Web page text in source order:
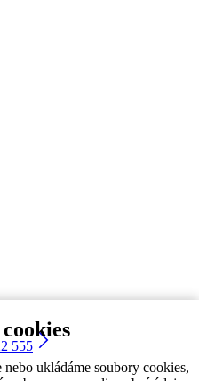
ukládáme soubory cookies,
555